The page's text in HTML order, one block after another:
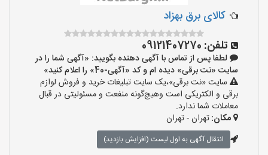
کالای برق بهزاد
تلفن: 09121407270
لطفا پس از تماس با آگهی دهنده بگویید: «آگهی شما را در
سایت «نت برقی» دیده ام و کد «آگهی-40» را اعلام کنید»
سایت «نت برقی»،یک سایت تبلیغات خرید و فروش لوازم
برقی و الکتریکی است وهیچ‌گونه منفعت و مسئولیتی در قبال
معاملات شما ندارد.
مکان:تهران - تهران
انتقال آگهی به اول لیست (افزایش بازدید)